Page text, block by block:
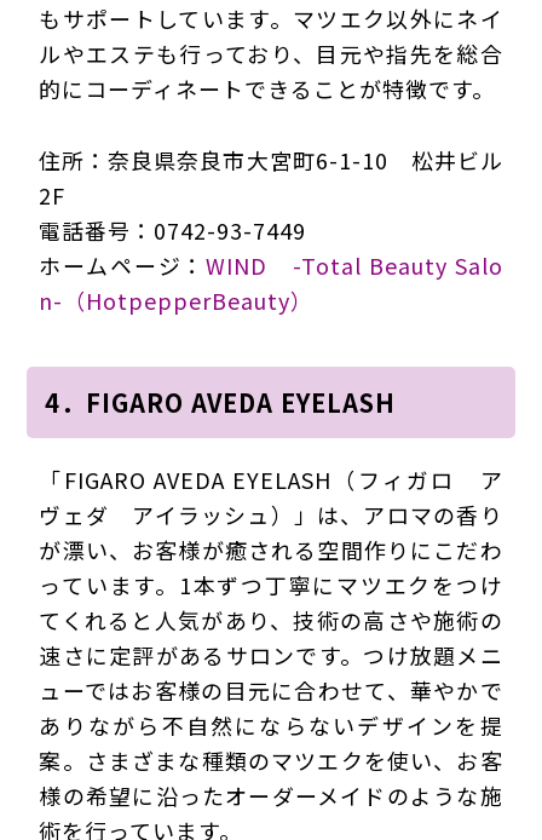
もサポートしています。マツエク以外にネイ
ルやエステも行っており、目元や指先を総合
的にコーディネートできることが特徴です。
住所：奈良県奈良市大宮町6-1-10 松井ビル
2F
電話番号：0742-93-7449
ホームページ：WIND -Total Beauty Salo
n-（HotpepperBeauty）
4．FIGARO AVEDA EYELASH
「FIGARO AVEDA EYELASH（フィガロ ア
ヴェダ アイラッシュ）」は、アロマの香り
が漂い、お客様が癒される空間作りにこだわ
っています。1本ずつ丁寧にマツエクをつけ
てくれると人気があり、技術の高さや施術の
速さに定評があるサロンです。つけ放題メニ
ューではお客様の目元に合わせて、華やかで
ありながら不自然にならないデザインを提
案。さまざまな種類のマツエクを使い、お客
様の希望に沿ったオーダーメイドのような施
術を行っています。